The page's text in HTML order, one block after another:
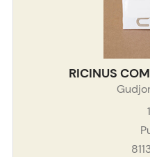
RICINUS
1